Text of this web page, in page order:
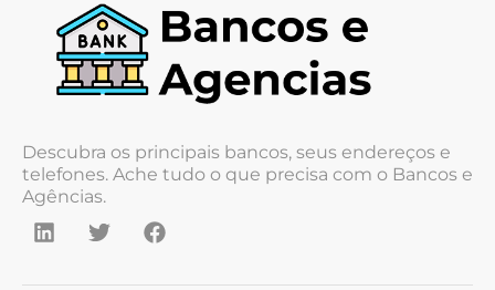
Descubra os principais bancos, seus endereços e
telefones. Ache tudo o que precisa com o Bancos e
Agências.